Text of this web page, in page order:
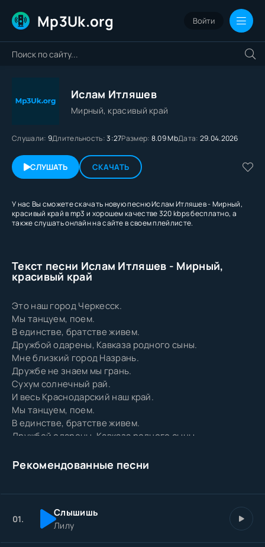
Mp3Uk.org Войти
Ислам Итляшев
Мирный, красивый край
Слушали: 9Длительность:3:27Размер: 8.09 MbДата: 29.04.2026
СЛУШАТЬ СКАЧАТЬ
У нас Вы сможете скачать новую песню Ислам Итляшев - Мирный,
красивый край в mp3 и хорошем качестве 320 kbps бесплатно, а
также слушать онлайн на сайте в своем плейлисте.
Текст песни Ислам Итляшев - Мирный,
красивый край
Это наш город Черкесск.
Мы танцуем, поем.
В единстве, братстве живем.
Дружбой одарены, Кавказа родного сыны.
Мне близкий город Назрань.
Дружбе не знаем мы грань.
Сухум солнечный рай.
И весь Краснодарский наш край.
Мы танцуем, поем.
В единстве, братстве живем.
Дружбой одарены, Кавказа родного сыны.
В единстве, братстве живем.
Отдельный салам Татарстан.
Городу Ереван.
Мы танцуем, поем.
Рекомендованные песни
01. Слышишь
Лилу